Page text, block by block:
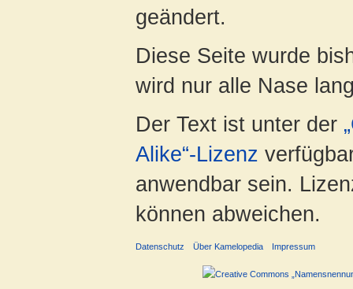
geändert.
Diese Seite wurde
wird nur alle Nase
Der Text ist unter der
Alike“-Lizenz
anwendbar sein.
können abweichen.
Datenschutz Über Kamelopedia Impressum